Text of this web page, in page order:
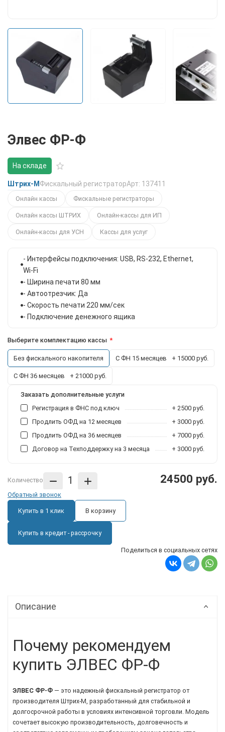
Элвес ФР-Ф
На складе
Штрих-М Фискальный регистраторАрт: 137411
Онлайн кассы Фискальные регистраторы
Онлайн кассы ШТРИХ Онлайн-кассы для ИП
Онлайн-кассы для УСН Кассы для услуг
- Интерфейсы подключения: USB, RS-232, Ethernet,
Wi-Fi
- Ширина печати 80 мм
- Автоотрезчик: Да
- Скорость печати 220 мм/сек
- Подключение денежного ящика
Выберите комплектацию кассы
Без фискального накопителя С ФН 15 месяцев + 15000 руб.
С ФН 36 месяцев + 21000 руб.
Заказать дополнительные услуги
Регистрация в ФНС под ключ
+ 2500 руб.
Продлить ОФД на 12 месяцев
+ 3000 руб.
Продлить ОФД на 36 месяцев
+ 7000 руб.
Договор на Техподдержку на 3 месяца
+ 3000 руб.
Количество 24500 руб.
Обратный звонок
Купить в 1 клик В корзину
Купить в кредит - рассрочку
Поделиться в социальных сетях
Описание
Почему рекомендуем
купить ЭЛВЕС ФР-Ф
ЭЛВЕС ФР-Ф — это надежный фискальный регистратор от
производителя Штрих-М, разработанный для стабильной и
долгосрочной работы в условиях интенсивной торговли. Модель
сочетает высокую производительность, долговечность и